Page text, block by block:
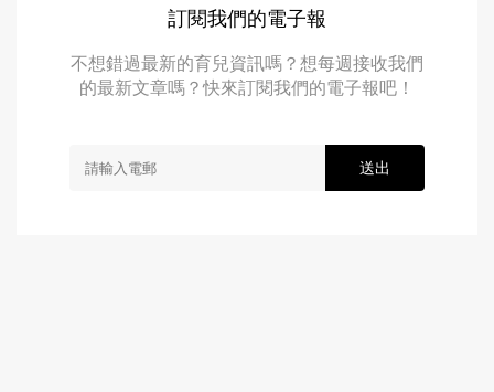
訂閱我們的電子報
不想錯過最新的育兒資訊嗎？想每週接收我們
的最新文章嗎？快來訂閱我們的電子報吧！
送出